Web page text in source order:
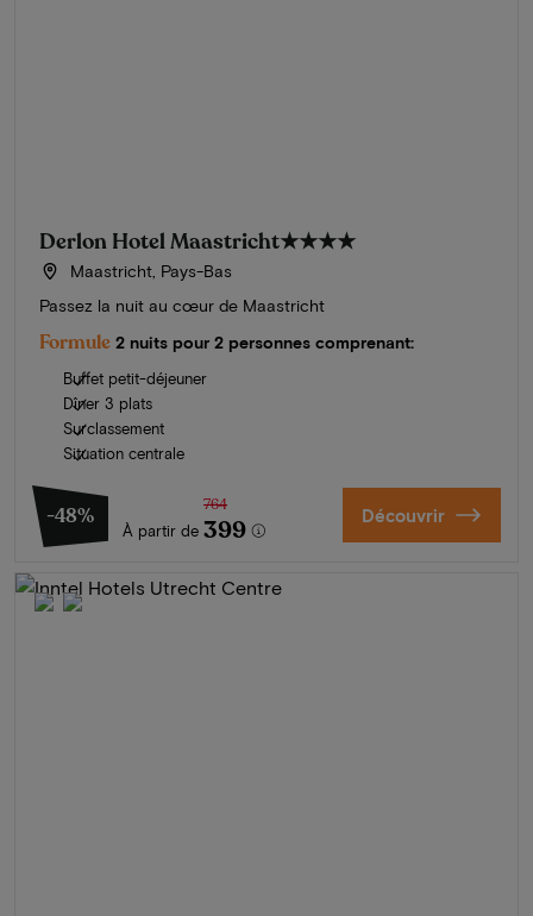
Derlon Hotel Maastricht★★★★
Maastricht, Pays-Bas
Passez la nuit au cœur de Maastricht
Formule 2 nuits pour 2 personnes comprenant:
Buffet petit-déjeuner
Dîner 3 plats
Surclassement
Situation centrale
-48%
À partir de
764
399 Découvrir